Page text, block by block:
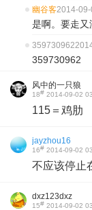
幽谷客2014-
是啊。要走又
359730962
359730962
风中的一只狼
18# 2014-09-02
115＝鸡肋
jayzhou16
16# 2014-09-02
不应该停止
dxz123dxz
15# 2014-09-02